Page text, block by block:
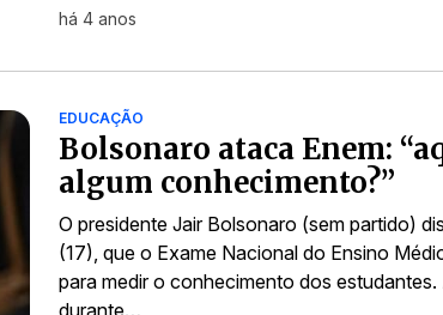
há 4 anos
EDUCAÇÃO
Bolsonaro ataca Enem:
algum conhecimento?”
O presidente Jair Bolsonaro (sem partido)
(17), que o Exame Nacional do Ensino
para medir o conhecimento dos
durante…